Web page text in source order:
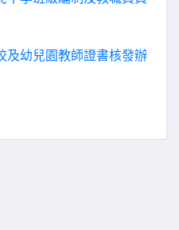
及幼兒園教師證書核發辦